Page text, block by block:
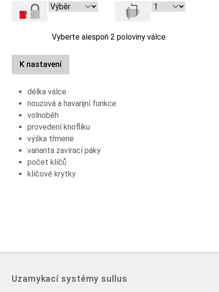
Vyberte alespoň 2 poloviny válce.
K nastavení
délka válce
nouzová a havarijní funkce
volnoběh
provedení knoflíku
výška třmene
varianta zavírací páky
počet klíčů
klíčové krytky
Uzamykací systémy sullus